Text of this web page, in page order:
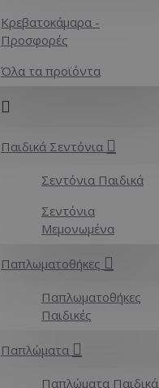
Κρεβατοκάμαρα -
Προσφορές
Όλα τα προϊόντα
Παιδικά Σεντόνια
Σεντόνια Παιδικά
Σεντόνια
Μεμονωμένα
Παπλωματοθήκες
Παπλωματοθήκες
Παιδικές
Παπλώματα
Παπλώματα Παιδικά